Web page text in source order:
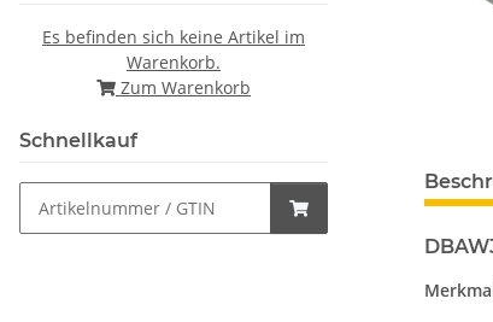
Es befinden sich keine Artikel im
Warenkorb.
Zum Warenkorb
Schnellkauf